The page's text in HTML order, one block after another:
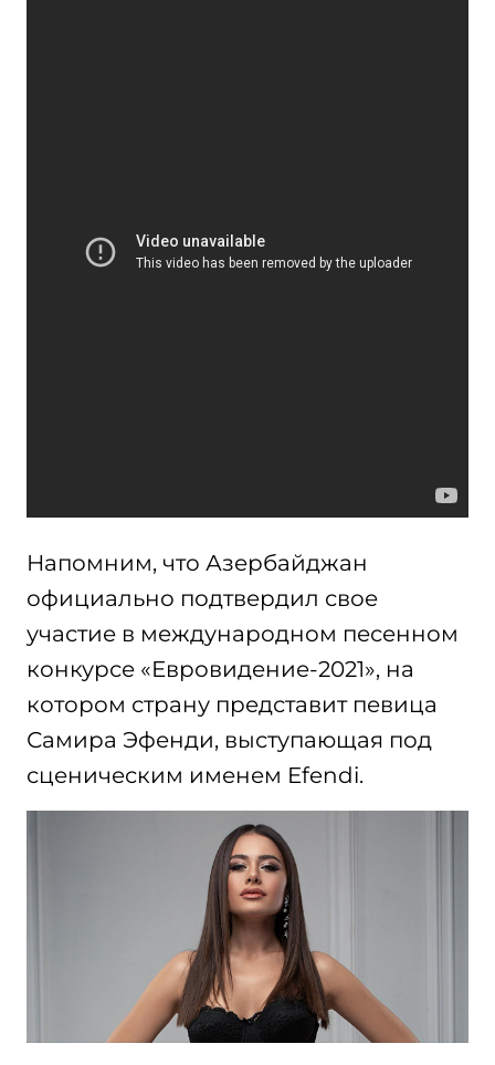
Напомним, что Азербайджан
официально подтвердил свое
участие в международном песенном
конкурсе «Евровидение-2021», на
котором страну представит певица
Самира Эфенди, выступающая под
сценическим именем Efendi.